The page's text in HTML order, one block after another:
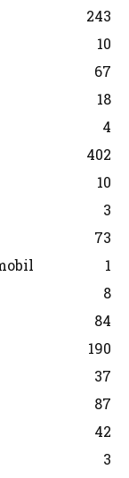
243
10
67
18
4
402
10
3
73
1
8
84
190
37
87
42
3